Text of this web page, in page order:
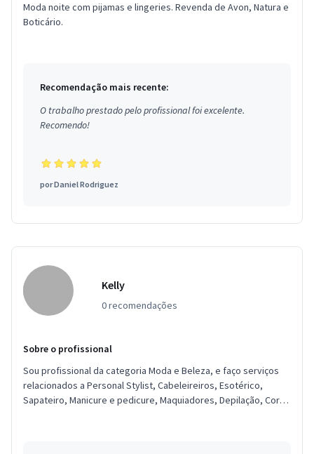
Moda noite com pijamas e lingeries. Revenda de Avon, Natura e
Boticário.
Recomendação mais recente:
O trabalho prestado pelo profissional foi excelente.
Recomendo!
porDaniel Rodriguez
Kelly
0 recomendações
Sobre o profissional
Sou profissional da categoria Moda e Beleza, e faço serviços
relacionados a Personal Stylist, Cabeleireiros, Esotérico,
Sapateiro, Manicure e pedicure, Maquiadores, Depilação, Corte